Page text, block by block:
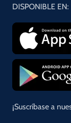
DISPONIBLE EN:
¡Suscríbase a